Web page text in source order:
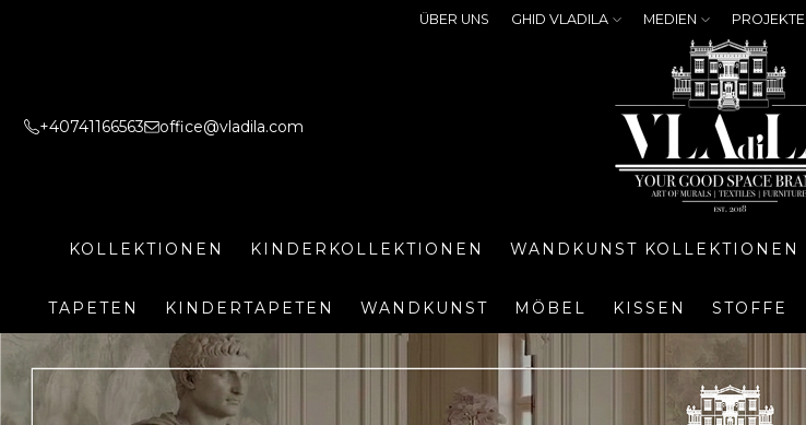
ÜBER UNS GHID VLADILA MEDIEN PROJEKTE
+40741166563 office@vladila.com
KOLLEKTIONEN KINDERKOLLEKTIONEN WANDKUNST KOLLEKTIONEN
TAPETEN KINDERTAPETEN WANDKUNST MÖBEL KISSEN STOFFE